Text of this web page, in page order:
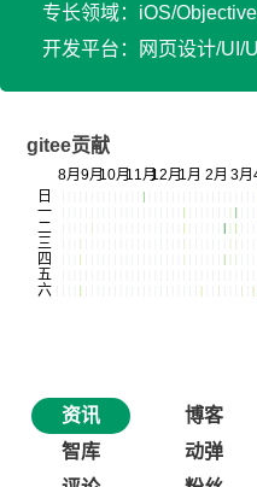
专长领域：iOS/
开发平台：网页设计/UI/
gitee贡献
资讯 博客
智库
动弹